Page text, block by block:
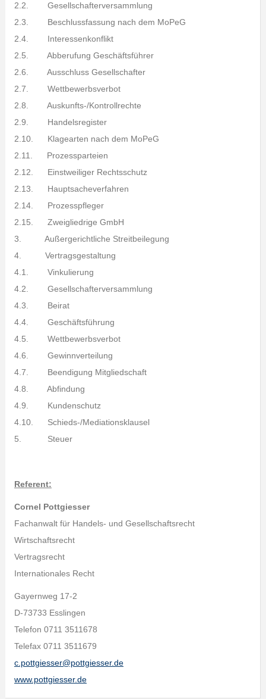
2.2. Gesellschafterversammlung
2.3. Beschlussfassung nach dem MoPeG
2.4. Interessenkonflikt
2.5. Abberufung Geschäftsführer
2.6. Ausschluss Gesellschafter
2.7. Wettbewerbsverbot
2.8. Auskunfts-/Kontrollrechte
2.9. Handelsregister
2.10. Klagearten nach dem MoPeG
2.11. Prozessparteien
2.12. Einstweiliger Rechtsschutz
2.13. Hauptsacheverfahren
2.14. Prozesspfleger
2.15. Zweigliedrige GmbH
3. Außergerichtliche Streitbeilegung
4. Vertragsgestaltung
4.1. Vinkulierung
4.2. Gesellschafterversammlung
4.3. Beirat
4.4. Geschäftsführung
4.5. Wettbewerbsverbot
4.6. Gewinnverteilung
4.7. Beendigung Mitgliedschaft
4.8. Abfindung
4.9. Kundenschutz
4.10. Schieds-/Mediationsklausel
5. Steuer
Referent:
Cornel Pottgiesser
Fachanwalt für Handels- und Gesellschaftsrecht
Wirtschaftsrecht
Vertragsrecht
Internationales Recht
Gayernweg 17-2
D-73733 Esslingen
Telefon 0711 3511678
Telefax 0711 3511679
c.pottgiesser@pottgiesser.de
www.pottgiesser.de